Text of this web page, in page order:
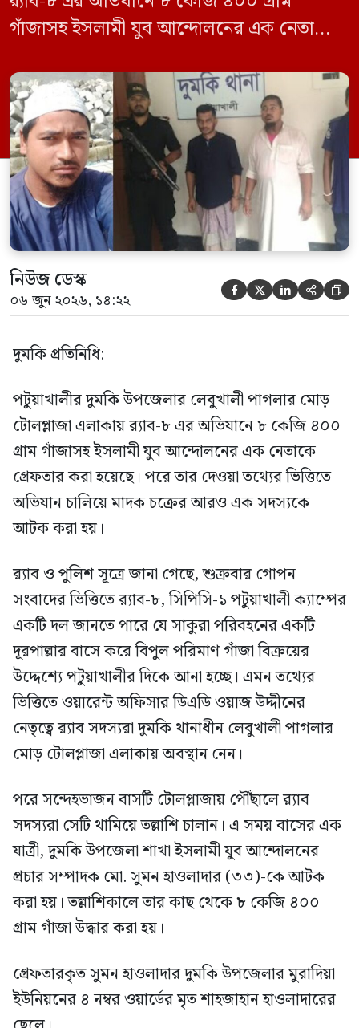
গাঁজাসহ ইসলামী যুব আন্দোলনের এক নেতাকে
ভিত্তিতে অভিযান চালিয়ে মাদক চক্রের আরও
এক সদস্যকে আটক করা হয়। র‍্যাব ও পুলিশ
সূত্রে জানা গেছে, শুক্রবার গোপন সংবাদের
ভিত্তিতে র‍্যাব-৮, সিপিসি-১ পটুয়াখালী ক্যাম্পের
[…]
নিউজ ডেস্ক
০৬ জুন ২০২৬, ১৪:২২     
দুমকি প্রতিনিধি:
পটুয়াখালীর দুমকি উপজেলার লেবুখালী পাগলার মোড়
টোলপ্লাজা এলাকায় র‍্যাব-৮ এর অভিযানে ৮ কেজি ৪০০
গ্রাম গাঁজাসহ ইসলামী যুব আন্দোলনের এক নেতাকে
গ্রেফতার করা হয়েছে। পরে তার দেওয়া তথ্যের ভিত্তিতে
অভিযান চালিয়ে মাদক চক্রের আরও এক সদস্যকে
আটক করা হয়।
র‍্যাব ও পুলিশ সূত্রে জানা গেছে, শুক্রবার গোপন
সংবাদের ভিত্তিতে র‍্যাব-৮, সিপিসি-১ পটুয়াখালী ক্যাম্পের
একটি দল জানতে পারে যে সাকুরা পরিবহনের একটি
দূরপাল্লার বাসে করে বিপুল পরিমাণ গাঁজা বিক্রয়ের
উদ্দেশ্যে পটুয়াখালীর দিকে আনা হচ্ছে। এমন তথ্যের
ভিত্তিতে ওয়ারেন্ট অফিসার ডিএডি ওয়াজ উদ্দীনের
নেতৃত্বে র‍্যাব সদস্যরা দুমকি থানাধীন লেবুখালী পাগলার
মোড় টোলপ্লাজা এলাকায় অবস্থান নেন।
পরে সন্দেহভাজন বাসটি টোলপ্লাজায় পৌঁছালে র‍্যাব
সদস্যরা সেটি থামিয়ে তল্লাশি চালান। এ সময় বাসের এক
যাত্রী, দুমকি উপজেলা শাখা ইসলামী যুব আন্দোলনের
প্রচার সম্পাদক মো. সুমন হাওলাদার (৩৩)-কে আটক
করা হয়। তল্লাশিকালে তার কাছ থেকে ৮ কেজি ৪০০
গ্রাম গাঁজা উদ্ধার করা হয়।
গ্রেফতারকৃত সুমন হাওলাদার দুমকি উপজেলার মুরাদিয়া
ইউনিয়নের ৪ নম্বর ওয়ার্ডের মৃত শাহজাহান হাওলাদারের